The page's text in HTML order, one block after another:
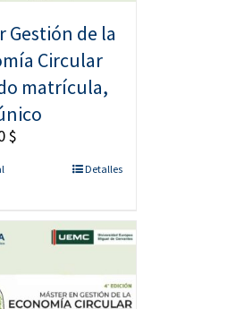
Gestión de la
Circular
matrícula,
$
Detalles